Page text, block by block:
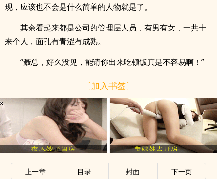
现，应该也不会是什么简单的人物就是了。
其余看起来都是公司的管理层人员，有男有女，一共十
来个人，面孔有青涩有成熟。
“聂总，好久没见，能请你出来吃顿饭真是不容易啊！”
〔加入书签〕
x
上一章 目录 封面 下一页